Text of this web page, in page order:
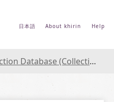
日本語 About khirin Help
Database of the National Museum of Japanese History)